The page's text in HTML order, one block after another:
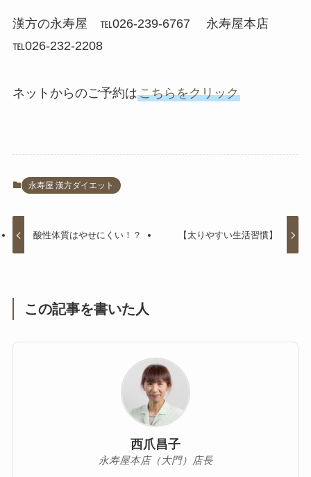
漢方の永寿屋 ℡026-239-6767 永寿屋本店
℡026-232-2208
ネットからのご予約はこちらをクリック
永寿屋 漢方ダイエット
酸性体質はやせにくい！？ 【太りやすい生活習慣】
この記事を書いた人
西爪昌子
永寿屋本店（大門）店長